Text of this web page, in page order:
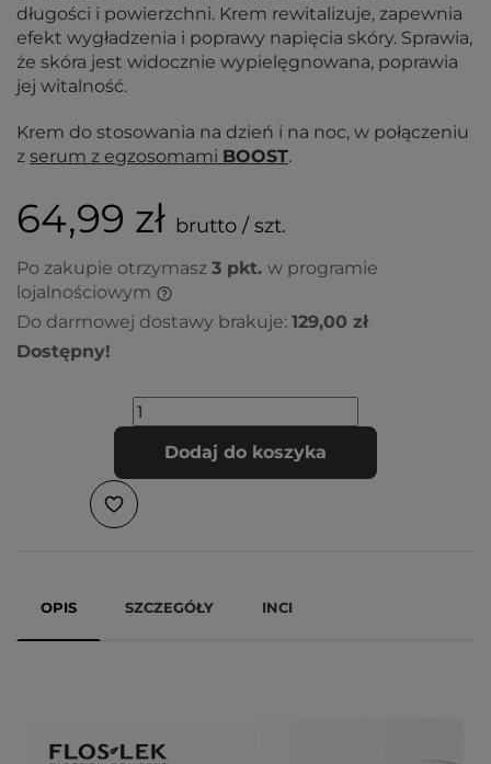
długości i powierzchni. Krem rewitalizuje, zapewnia
efekt wygładzenia i poprawy napięcia skóry. Sprawia,
że skóra jest widocznie wypielęgnowana, poprawia
jej witalność.
Krem do stosowania na dzień i na noc, w połączeniu
z serum z egzosomami BOOST.
64,99 zł brutto / szt.
Po zakupie otrzymasz 3 pkt. w programie
lojalnościowym
Do darmowej dostawy brakuje: 129,00 zł
Dostępny!
Dodaj do koszyka
OPIS SZCZEGÓŁY INCI